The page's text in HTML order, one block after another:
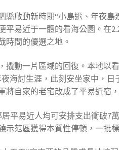
縣啟動新時期“小島遷、年夜
平易近于一體的看海公園。在
時間的優選之地。
撬動一片區域的回復。本地以
海討生涯，此刻安坐家中，
將自家的老宅改成了平易近宿
平易近人均可安排支出衝破7
示范區獲得本質性停頓，一批